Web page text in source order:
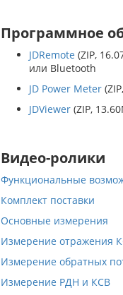
Программное
JDRemote (ZIP,
или Bluetooth
JD Power Meter
JDViewer(ZIP,
Видео-ролики
Функциональные
Комплект поставки
Основные измерения
Измерение отражения
Измерение обратных
Измерение РДН и КСВ